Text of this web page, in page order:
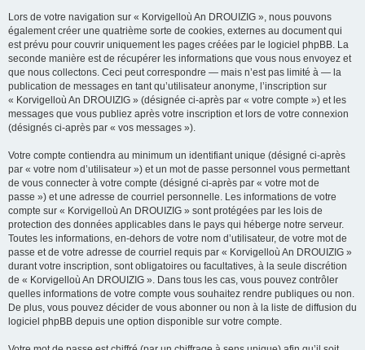
Lors de votre navigation sur « Korvigelloù An DROUIZIG », nous pouvons
également créer une quatrième sorte de cookies, externes au document qui
est prévu pour couvrir uniquement les pages créées par le logiciel phpBB. La
seconde manière est de récupérer les informations que vous nous envoyez et
que nous collectons. Ceci peut correspondre — mais n’est pas limité à — la
publication de messages en tant qu’utilisateur anonyme, l’inscription sur
« Korvigelloù An DROUIZIG » (désignée ci-après par « votre compte ») et les
messages que vous publiez après votre inscription et lors de votre connexion
(désignés ci-après par « vos messages »).
Votre compte contiendra au minimum un identifiant unique (désigné ci-après
par « votre nom d’utilisateur ») et un mot de passe personnel vous permettant
de vous connecter à votre compte (désigné ci-après par « votre mot de
passe ») et une adresse de courriel personnelle. Les informations de votre
compte sur « Korvigelloù An DROUIZIG » sont protégées par les lois de
protection des données applicables dans le pays qui héberge notre serveur.
Toutes les informations, en-dehors de votre nom d’utilisateur, de votre mot de
passe et de votre adresse de courriel requis par « Korvigelloù An DROUIZIG »
durant votre inscription, sont obligatoires ou facultatives, à la seule discrétion
de « Korvigelloù An DROUIZIG ». Dans tous les cas, vous pouvez contrôler
quelles informations de votre compte vous souhaitez rendre publiques ou non.
De plus, vous pouvez décider de vous abonner ou non à la liste de diffusion du
logiciel phpBB depuis une option disponible sur votre compte.